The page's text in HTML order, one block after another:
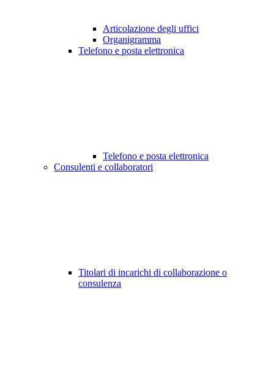
Articolazione degli uffici
Organigramma
Telefono e posta elettronica
Telefono e posta elettronica
Consulenti e collaboratori
Titolari di incarichi di collaborazione o
consulenza